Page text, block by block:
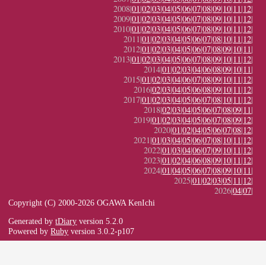
2008|01|02|03|04|05|06|07|08|09|10|11|12|
2009|01|02|03|04|05|06|07|08|09|10|11|12|
2010|01|02|03|04|05|06|07|08|09|10|11|12|
2011|01|02|03|04|05|06|07|08|10|11|12|
2012|01|02|03|04|05|06|07|08|09|10|11|
2013|01|02|03|04|05|06|07|08|09|10|11|12|
2014|01|02|03|04|06|08|09|10|11|
2015|01|02|03|04|06|07|08|09|10|11|12|
2016|02|03|04|05|06|08|09|10|11|12|
2017|01|02|03|04|05|06|07|08|10|11|12|
2018|02|03|04|05|06|07|08|09|11|
2019|01|02|03|04|05|06|07|08|09|12|
2020|01|02|04|05|06|07|08|12|
2021|01|03|04|05|06|07|08|10|11|12|
2022|01|03|04|06|07|09|10|11|12|
2023|01|02|04|06|08|09|10|11|12|
2024|01|04|05|06|07|08|09|10|11|
2025|01|02|03|05|11|12|
2026|04|07|
Copyright (C) 2000-2026 OGAWA KenIchi
Generated bytDiary version 5.2.0
Powered byRuby version 3.0.2-p107